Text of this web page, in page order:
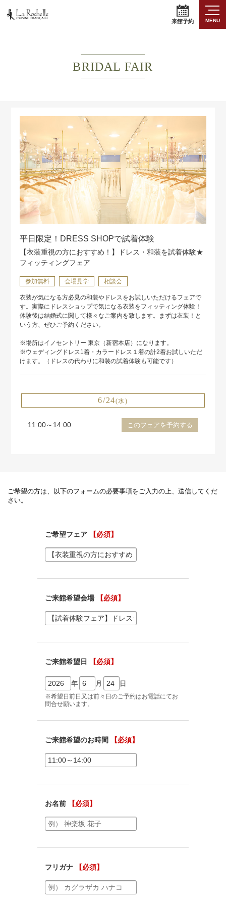
来館予約 MENU
BRIDAL FAIR
平日限定！DRESS SHOPで試着体験
【衣装重視の方におすすめ！】ドレス・和装を試着体験★
フィッティングフェア
参加無料 会場見学 相談会
衣装が気になる方必見の和装やドレスをお試しいただけるフェアで
す。実際にドレスショップで気になる衣装をフィッティング体験！
体験後は結婚式に関して様々なご案内を致します。まずは衣装！と
いう方、ぜひご予約ください。
※場所はイノセントリー 東京（新宿本店）になります。
※ウェディングドレス1着・カラードレス１着の計2着お試しいただ
けます。（ドレスの代わりに和装の試着体験も可能です）
6/24(水)
11:00～14:00 このフェアを予約する